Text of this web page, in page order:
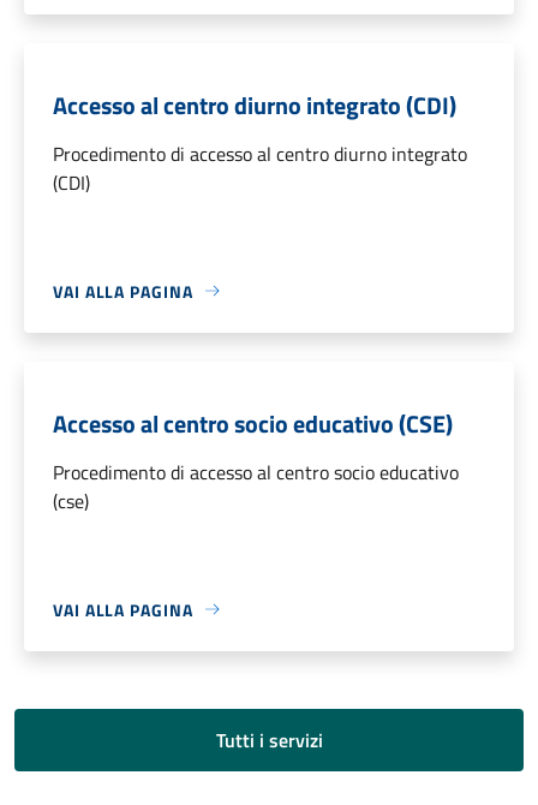
Accesso al centro diurno integrato (CDI)
Procedimento di accesso al centro diurno integrato
(CDI)
VAI ALLA PAGINA
Accesso al centro socio educativo (CSE)
Procedimento di accesso al centro socio educativo
(cse)
VAI ALLA PAGINA
Tutti i servizi